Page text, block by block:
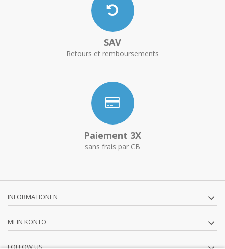
SAV
Retours et remboursements
Paiement 3X
sans frais par CB
INFORMATIONEN
MEIN KONTO
FOLLOW US